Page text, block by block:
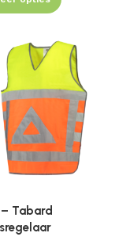
Tabard